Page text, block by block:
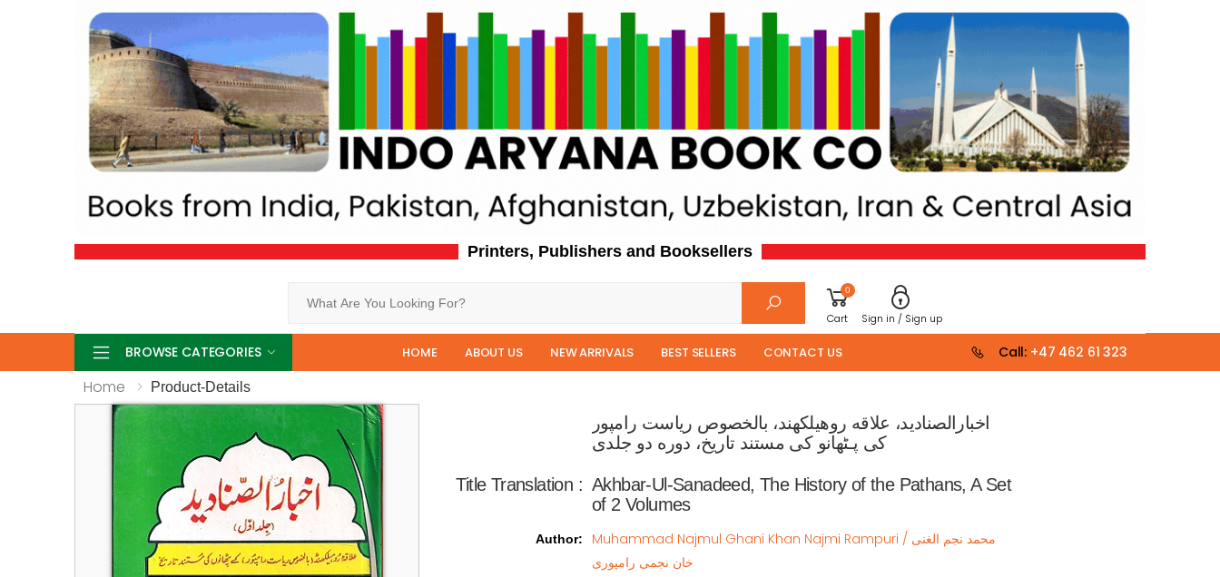
Printers, Publishers and Booksellers
0
Cart Sign in / Sign up
BROWSE CATEGORIES HOME ABOUT US NEW ARRIVALS BEST SELLERS CONTACT US Call: +47 462 61 323
Home Product-Details
اخبارالصنادید، علاقه روهیلکهند، بالخصوص ریاست رامپور
کی پـ‍ٹھانو کی مستند تاریخ، دوره دو جلدی
Title Translation : Akhbar-Ul-Sanadeed, The History of the Pathans, A Set
of 2 Volumes
Author:
Muhammad Najmul Ghani Khan Najmi Rampuri / محمد نجم الغنی
خان نجمی رامپوری